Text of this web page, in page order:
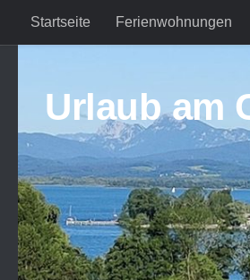
Zum Inhalt springen
Startseite Ferienwohnungen
Urlaub am